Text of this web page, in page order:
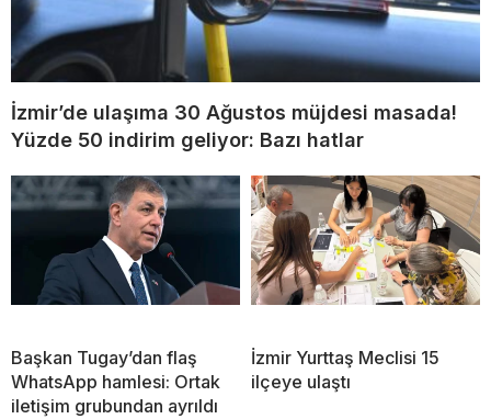
İzmir’de ulaşıma 30 Ağustos müjdesi masada!
Yüzde 50 indirim geliyor: Bazı hatlar
Başkan Tugay’dan flaş
WhatsApp hamlesi: Ortak
iletişim grubundan ayrıldı
İzmir Yurttaş Meclisi 15
ilçeye ulaştı